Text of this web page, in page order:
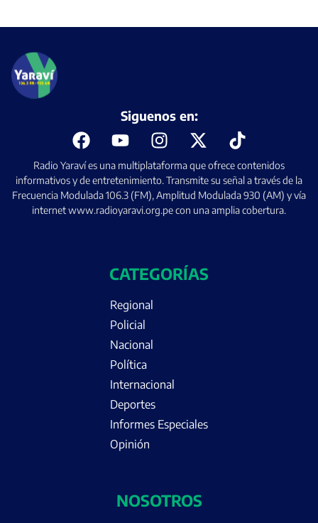
Radio Yaraví es una multiplataforma que ofrece contenidos
informativos y de entretenimiento. Transmite su señal a través de la
Frecuencia Modulada 106.3 (FM), Amplitud Modulada 930 (AM) y vía
internet www.radioyaravi.org.pe con una amplia cobertura.
Siguenos en:
CATEGORÍAS
Regional
Policial
Nacional
Política
Internacional
Deportes
Informes Especiales
Opinión
NOSOTROS